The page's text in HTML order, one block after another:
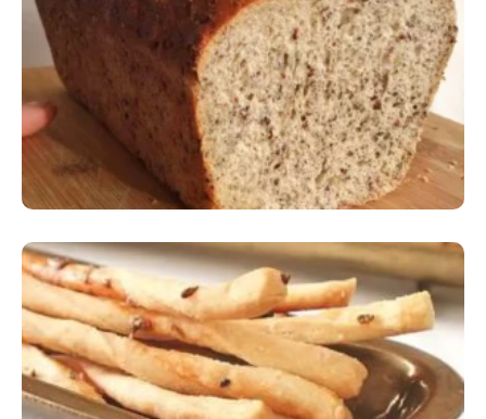
Comer Bem: Pão Low Carb
Comer Bem: Palitinhos De Cebola E Salsa